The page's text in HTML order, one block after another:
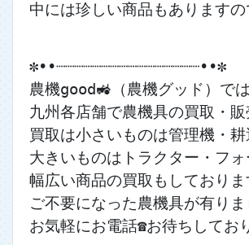
中には珍しい商品もあります
✼••┈┈┈┈┈┈┈┈┈┈┈┈┈┈┈┈••✼
農機good🚜（農機グッド）では
九州各店舗で農機具の買取・
買取は小さいものは管理機・耕
大きいものはトラクター・フ
幅広い商品の買取もしておりま
ご不要になった農機具が有りま
お気軽にお電話☎お待ちしてお